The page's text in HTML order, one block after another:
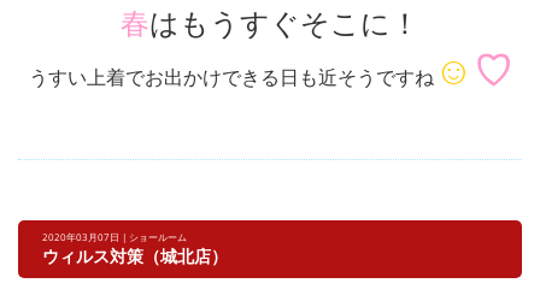
春はもうすぐそこに！
うすい上着でお出かけできる日も近そうですね☺ ♡
2020年03月07日 | ショールーム
ウィルス対策（城北店）